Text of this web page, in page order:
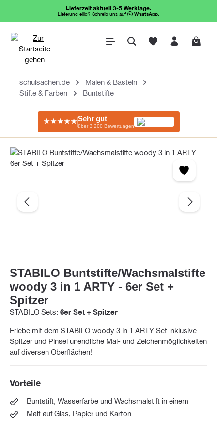
Lieferzeit aktuell 3-5 Werktage.
Lieferung eilig? Schreib uns auf WhatsApp.
schulsachen.de
Malen & Basteln
Stifte & Farben
Buntstifte
★★★★★Sehr gut
über 3.200 Bewertungen
Bildergalerie überspringen
STABILO Buntstifte/Wachsmalstifte
woody 3 in 1 ARTY - 6er Set +
Spitzer
STABILO Sets: 6er Set + Spitzer
Erlebe mit dem STABILO woody 3 in 1 ARTY Set inklusive
Spitzer und Pinsel unendliche Mal- und Zeichenmöglichkeiten
auf diversen Oberflächen!
Vorteile
Buntstift, Wasserfarbe und Wachsmalstift in einem
Malt auf Glas, Papier und Karton